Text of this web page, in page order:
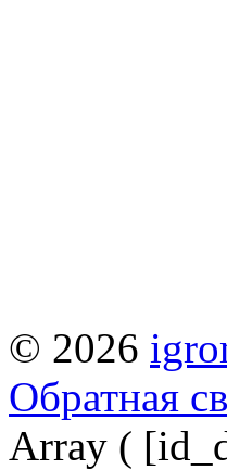
© 2026
Обратная
Array (